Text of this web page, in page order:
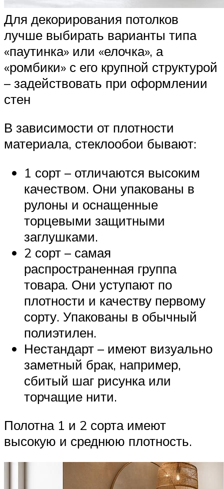
Для декорирования потолков
лучше выбирать варианты типа
«паутинка» или «елочка», а
«ромбики» с его крупной структурой
– задействовать при оформлении
стен
В зависимости от плотности
материала, стеклообои бывают:
1 сорт – отличаются высоким
качеством. Они упакованы в
рулоны и оснащенные
торцевыми защитными
заглушками.
2 сорт – самая
распространенная группа
товара. Они уступают по
плотности и качеству первому
сорту. Упакованы в обычный
полиэтилен.
Нестандарт – имеют визуально
заметный брак, например,
сбитый шаг рисунка или
торчащие нити.
Полотна 1 и 2 сорта имеют
высокую и среднюю плотность.